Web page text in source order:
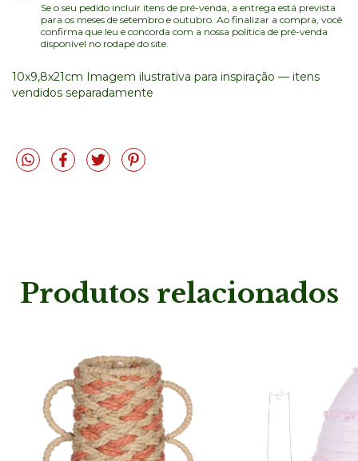
Se o seu pedido incluir itens de pré-venda, a entrega está prevista
para os meses de setembro e outubro. Ao finalizar a compra, você
confirma que leu e concorda com a nossa política de pré-venda
disponível no rodapé do site.
10x9,8x21cm Imagem ilustrativa para inspiração — itens
vendidos separadamente
Produtos relacionados